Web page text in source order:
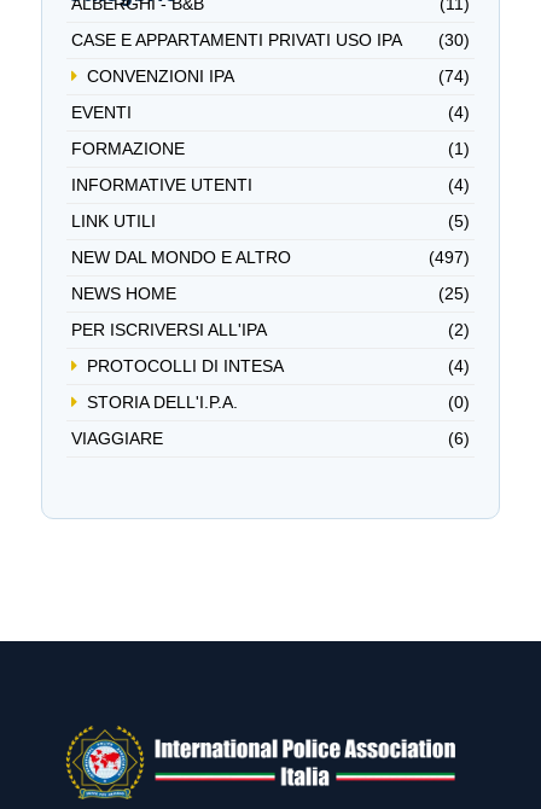
CASE E APPARTAMENTI PRIVATI USO IPA
(30)
CONVENZIONI IPA
(74)
EVENTI
(4)
FORMAZIONE
(1)
INFORMATIVE UTENTI
(4)
LINK UTILI
(5)
NEW DAL MONDO E ALTRO
(497)
NEWS HOME
(25)
PER ISCRIVERSI ALL'IPA
(2)
PROTOCOLLI DI INTESA
(4)
STORIA DELL'I.P.A.
(0)
VIAGGIARE
(6)